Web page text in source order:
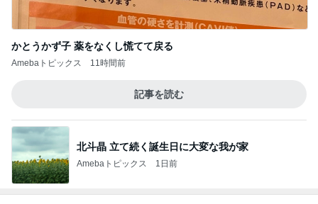
かとうかず子 薬をなくし慌てて戻る
Amebaトピックス 11時間前
記事を読む
北斗晶 立て続く誕生日に大変な我が家
Amebaトピックス 1日前